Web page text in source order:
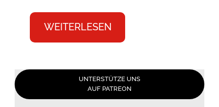
WEITERLESEN
UNTERSTÜTZE UNS
AUF PATREON